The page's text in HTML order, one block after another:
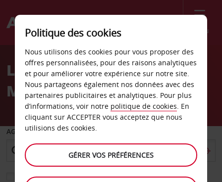
Menu
Welcome
AvisLocation de voiture
Maubeuge
AGENCE DE DÉPART
Sélectionnez une autre agence de retour
Politique des cookies
Nous utilisons des cookies pour vous proposer des
offres personnalisées, pour des raisons analytiques
et pour améliorer votre expérience sur notre site.
Nous partageons également nos données avec des
partenaires publicitaires et analytiques. Pour plus
d’informations, voir notre politique de cookies. En
cliquant sur ACCEPTER vous acceptez que nous
utilisions des cookies.
GÉRER VOS PRÉFÉRENCES